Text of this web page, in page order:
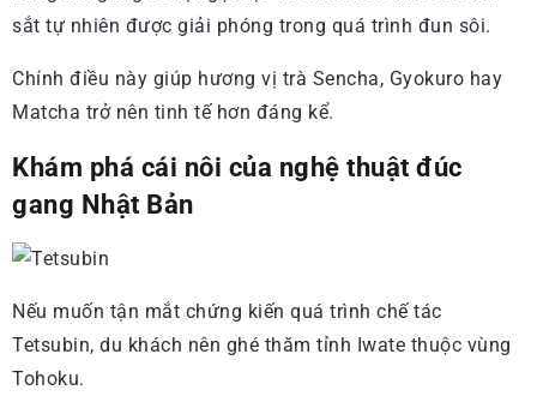
sắt tự nhiên được giải phóng trong quá trình đun sôi.
Chính điều này giúp hương vị trà Sencha, Gyokuro hay
Matcha trở nên tinh tế hơn đáng kể.
Khám phá cái nôi của nghệ thuật đúc
gang Nhật Bản
Nếu muốn tận mắt chứng kiến quá trình chế tác
Tetsubin, du khách nên ghé thăm tỉnh Iwate thuộc vùng
Tohoku.